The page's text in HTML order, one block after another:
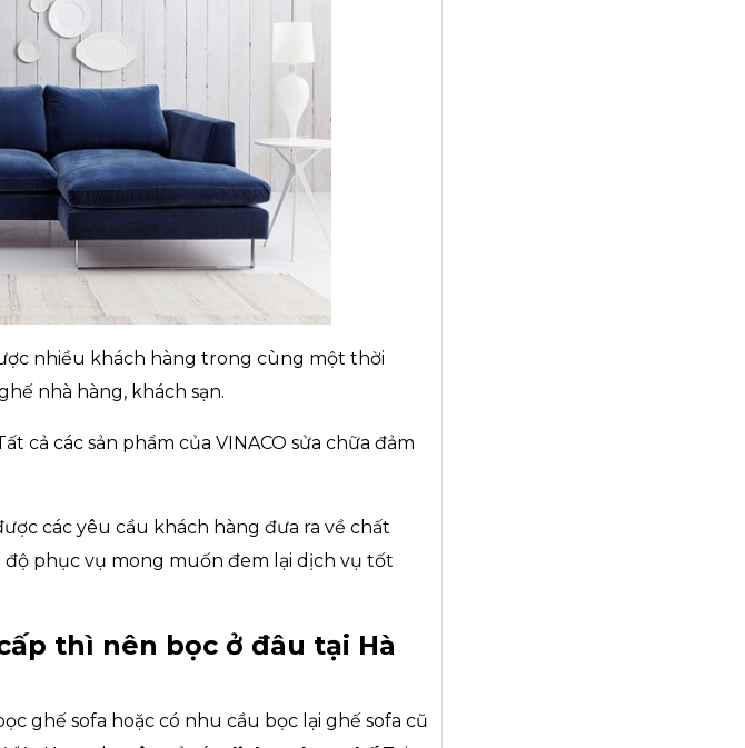
nhiều khách hàng trong cùng một thời
nhà hàng, khách sạn.
cả các sản phẩm của VINACO sửa chữa đảm
các yêu cầu khách hàng đưa ra về chất
phục vụ mong muốn đem lại dịch vụ tốt
thì nên bọc ở đâu tại Hà
ghế sofa hoặc có nhu cầu bọc lại ghế sofa cũ